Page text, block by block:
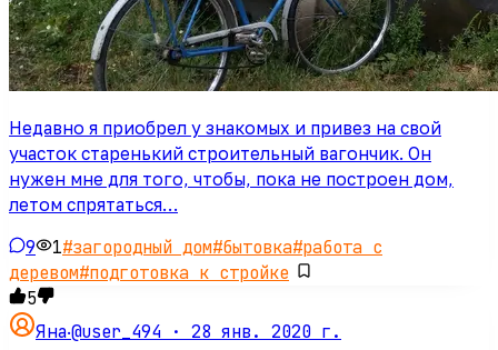
Недавно я приобрел у знакомых и привез на свой
участок старенький строительный вагончик. Он
нужен мне для того, чтобы, пока не построен дом,
летом спрятаться…
9 1#загородный дом#бытовка#работа с
деревом#подготовка к стройке
5
Яна·@user_494 · 28 янв. 2020 г.